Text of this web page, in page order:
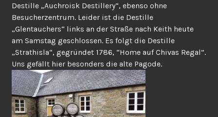
Destille „Auchroisk Destillery“, ebenso ohne
Besucherzentrum. Leider ist die Destille
„Glentauchers“ links an der Straße nach Keith heute
am Samstag geschlossen. Es folgt die Destille
„Strathisla“, gegründet 1786, “Home auf Chivas Regal”.
Uns gefällt hier besonders die alte Pagode.